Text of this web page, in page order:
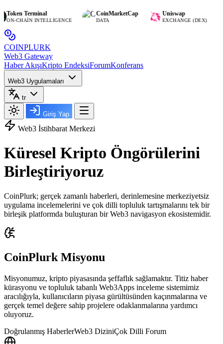
Token Terminal
ON-CHAIN INTELLIGENCE
CoinMarketCap
DATA
Uniswap
EXCHANGE (DEX)
COINPLURK
Web3 Gateway
Haber AkışıKripto EndeksiForumKonferans
Web3 Uygulamaları
tr
Giriş Yap
Web3 İstihbarat Merkezi
Küresel Kripto Öngörülerini
Birleştiriyoruz
CoinPlurk; gerçek zamanlı haberleri, derinlemesine merkeziyetsiz
uygulama incelemelerini ve çok dilli topluluk tartışmalarını tek bir
birleşik platformda buluşturan bir Web3 navigasyon ekosistemidir.
CoinPlurk Misyonu
Misyonumuz, kripto piyasasında şeffaflık sağlamaktır. Titiz haber
kürasyonu ve topluluk tabanlı Web3Apps inceleme sistemimiz
aracılığıyla, kullanıcıların piyasa gürültüsünden kaçınmalarına ve
gerçek temel değere sahip projelere odaklanmalarına yardımcı
oluyoruz.
Doğrulanmış HaberlerWeb3 DiziniÇok Dilli Forum